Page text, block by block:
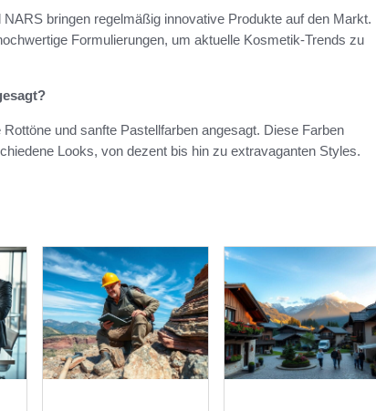
bringen regelmäßig innovative Produkte auf den Markt.
Formulierungen, um aktuelle Kosmetik-Trends zu
und sanfte Pastellfarben angesagt. Diese Farben
Looks, von dezent bis hin zu extravaganten Styles.